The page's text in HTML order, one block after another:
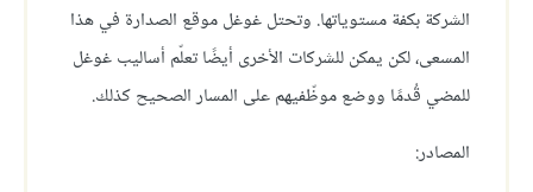
الشركة بكفة مستوياتها. وتحتل غوغل موقع الصدارة في هذا
المسعى، لكن يمكن للشركات الأخرى أيضًا تعلّم أساليب غوغل
للمضي قُدمًا ووضع موظّفيهم على المسار الصحيح كذلك.
المصادر: